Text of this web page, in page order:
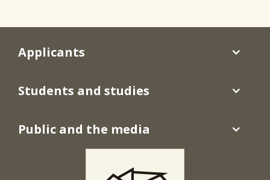
Applicants
Students and studies
Public and the media